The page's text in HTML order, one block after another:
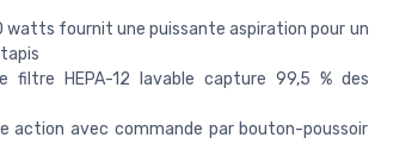
watts fournit une puissante aspiration pour un
filtre HEPA-12 lavable capture 99,5 % des
action avec commande par bouton-poussoir